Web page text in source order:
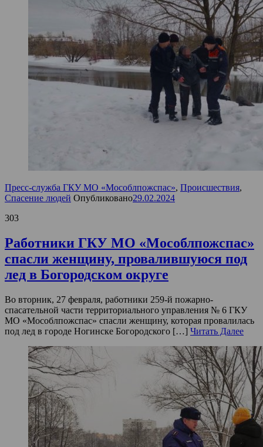
Пресс-служба ГКУ МО «Мособлпожспас», Происшествия,
Спасение людей Опубликовано29.02.2024
303
Работники ГКУ МО «Мособлпожспас»
спасли женщину, провалившуюся под
лед в Богородском округе
Во вторник, 27 февраля, работники 259-й пожарно-
спасательной части территориального управления № 6 ГКУ
МО «Мособлпожспас» спасли женщину, которая провалилась
под лед в городе Ногинске Богородского […] Читать Далее